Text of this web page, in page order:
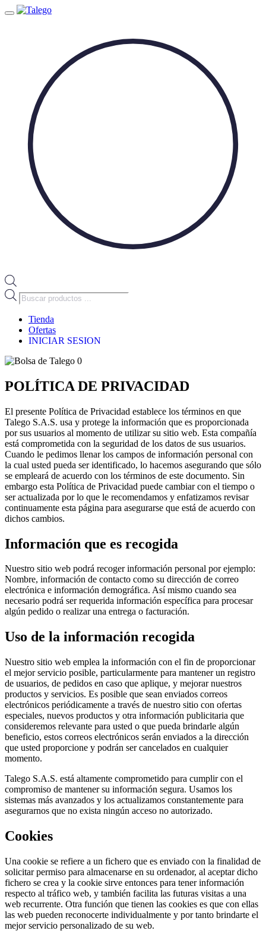
Búsqueda
de
productos
Tienda
Ofertas
INICIAR SESION
0
POLÍTICA DE PRIVACIDAD
El presente Política de Privacidad establece los términos en que
Talego S.A.S. usa y protege la información que es proporcionada
por sus usuarios al momento de utilizar su sitio web. Esta compañía
está comprometida con la seguridad de los datos de sus usuarios.
Cuando le pedimos llenar los campos de información personal con
la cual usted pueda ser identificado, lo hacemos asegurando que sólo
se empleará de acuerdo con los términos de este documento. Sin
embargo esta Política de Privacidad puede cambiar con el tiempo o
ser actualizada por lo que le recomendamos y enfatizamos revisar
continuamente esta página para asegurarse que está de acuerdo con
dichos cambios.
Información que es recogida
Nuestro sitio web podrá recoger información personal por ejemplo:
Nombre, información de contacto como su dirección de correo
electrónica e información demográfica. Así mismo cuando sea
necesario podrá ser requerida información específica para procesar
algún pedido o realizar una entrega o facturación.
Uso de la información recogida
Nuestro sitio web emplea la información con el fin de proporcionar
el mejor servicio posible, particularmente para mantener un registro
de usuarios, de pedidos en caso que aplique, y mejorar nuestros
productos y servicios. Es posible que sean enviados correos
electrónicos periódicamente a través de nuestro sitio con ofertas
especiales, nuevos productos y otra información publicitaria que
consideremos relevante para usted o que pueda brindarle algún
beneficio, estos correos electrónicos serán enviados a la dirección
que usted proporcione y podrán ser cancelados en cualquier
momento.
Talego S.A.S. está altamente comprometido para cumplir con el
compromiso de mantener su información segura. Usamos los
sistemas más avanzados y los actualizamos constantemente para
asegurarnos que no exista ningún acceso no autorizado.
Cookies
Una cookie se refiere a un fichero que es enviado con la finalidad de
solicitar permiso para almacenarse en su ordenador, al aceptar dicho
fichero se crea y la cookie sirve entonces para tener información
respecto al tráfico web, y también facilita las futuras visitas a una
web recurrente. Otra función que tienen las cookies es que con ellas
las web pueden reconocerte individualmente y por tanto brindarte el
mejor servicio personalizado de su web.